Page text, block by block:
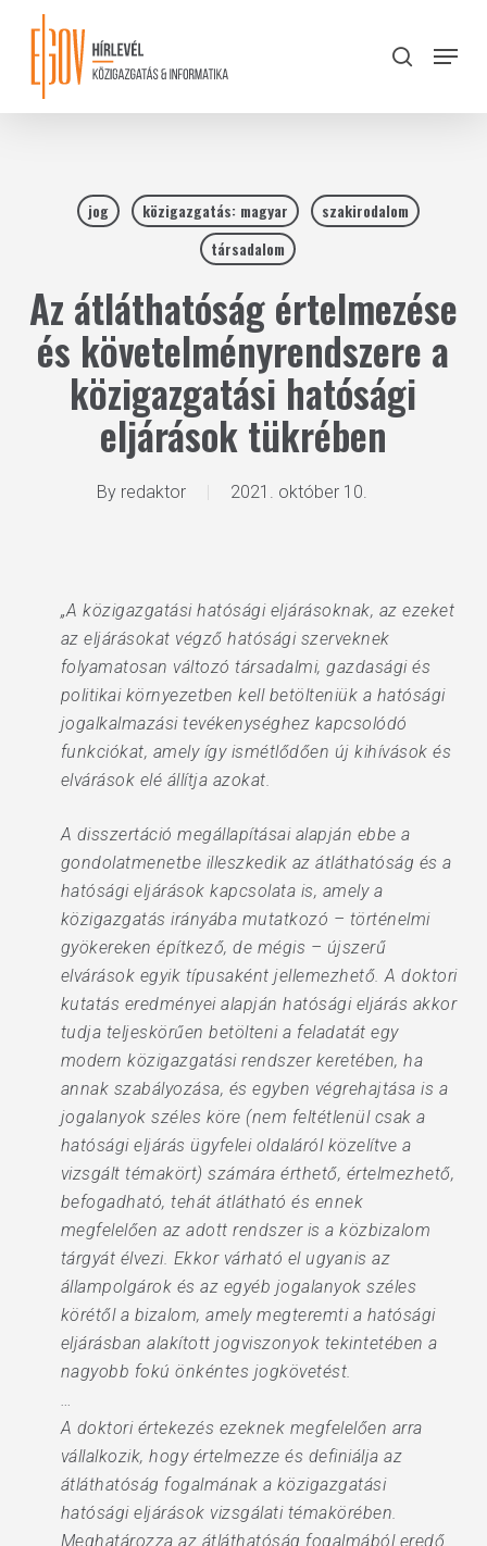
content
search
Menu
jog közigazgatás: magyar
szakirodalom
társadalom
Az átláthatóság értelmezése
és követelményrendszere a
közigazgatási hatósági
eljárások tükrében
By redaktor 2021. október 10.
„A közigazgatási hatósági eljárásoknak, az ezeket
az eljárásokat végző hatósági szerveknek
folyamatosan változó társadalmi, gazdasági és
politikai környezetben kell betölteniük a hatósági
jogalkalmazási tevékenységhez kapcsolódó
funkciókat, amely így ismétlődően új kihívások és
elvárások elé állítja azokat.
A disszertáció megállapításai alapján ebbe a
gondolatmenetbe illeszkedik az átláthatóság és a
hatósági eljárások kapcsolata is, amely a
közigazgatás irányába mutatkozó – történelmi
gyökereken építkező, de mégis – újszerű
elvárások egyik típusaként jellemezhető. A doktori
kutatás eredményei alapján hatósági eljárás akkor
tudja teljeskörűen betölteni a feladatát egy
modern közigazgatási rendszer keretében, ha
annak szabályozása, és egyben végrehajtása is a
jogalanyok széles köre (nem feltétlenül csak a
hatósági eljárás ügyfelei oldaláról közelítve a
vizsgált témakört) számára érthető, értelmezhető,
befogadható, tehát átlátható és ennek
megfelelően az adott rendszer is a közbizalom
tárgyát élvezi. Ekkor várható el ugyanis az
állampolgárok és az egyéb jogalanyok széles
körétől a bizalom, amely megteremti a hatósági
eljárásban alakított jogviszonyok tekintetében a
nagyobb fokú önkéntes jogkövetést.
…
A doktori értekezés ezeknek megfelelően arra
vállalkozik, hogy értelmezze és definiálja az
átláthatóság fogalmának a közigazgatási
hatósági eljárások vizsgálati témakörében.
Meghatározza az átláthatóság fogalmából eredő
Close